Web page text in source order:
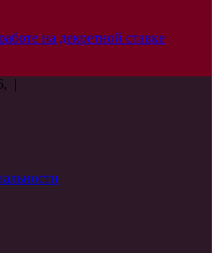
на декретной ставке
|